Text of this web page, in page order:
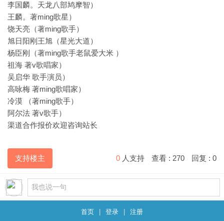
李国麟。天龙八部鸠摩智）
王麟。著ming歌星）
饶天亮（著ming歌手）
旭日阳刚王旭（星光大道）
杨臣刚（著ming歌手老鼠爱大米 ）
祖海 著v歌唱家）
吴启华 歌手演员）
高咏梅 著ming歌唱家）
冷漠 （著ming歌手）
阿尔法 著v歌手）
渠道合作报价欢迎咨询站长
支持楼主 0 人支持 查看 : 270 回复 : 0
首页 登录 注册